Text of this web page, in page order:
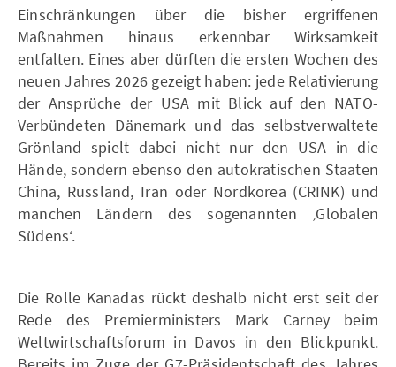
Einschränkungen über die bisher ergriffenen
Maßnahmen hinaus erkennbar Wirksamkeit
entfalten. Eines aber dürften die ersten Wochen des
neuen Jahres 2026 gezeigt haben: jede Relativierung
der Ansprüche der USA mit Blick auf den NATO-
Verbündeten Dänemark und das selbstverwaltete
Grönland spielt dabei nicht nur den USA in die
Hände, sondern ebenso den autokratischen Staaten
China, Russland, Iran oder Nordkorea (CRINK) und
manchen Ländern des sogenannten ‚Globalen
Südens‘.
Die Rolle Kanadas rückt deshalb nicht erst seit der
Rede des Premierministers Mark Carney beim
Weltwirtschaftsforum in Davos in den Blickpunkt.